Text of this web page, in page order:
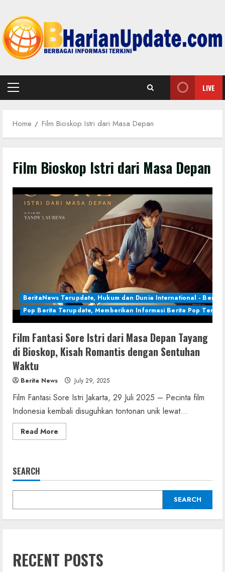
content
Primary
LIVE
Home Film Bioskop Istri dari Masa Depan
Film Bioskop Istri dari Masa Depan
BeritaNews Terupdate, Hukum dan Dunia International - Berita
Pop Berita Terupdate, Memberikan Informasi Berita Pop
Film Fantasi Sore Istri dari Masa Depan Tayang
di Bioskop, Kisah Romantis dengan Sentuhan
Waktu
Berita News July 29, 2025
Film Fantasi Sore Istri Jakarta, 29 Juli 2025 – Pecinta film
Indonesia kembali disuguhkan tontonan unik lewat...
Read More
more
dari
Depan
di
Kisah
SEARCH
SEARCH
RECENT POSTS